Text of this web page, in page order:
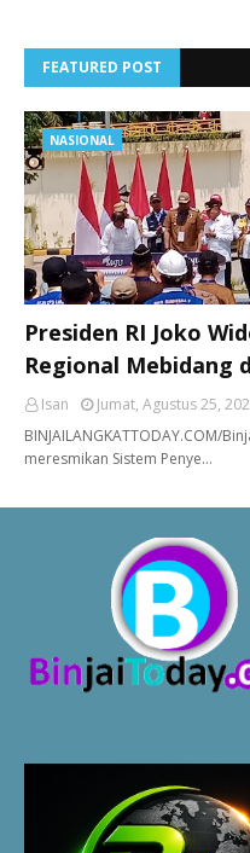
FEATURED POST
NASIONAL
Presiden RI Joko
Regional Mebidang
Isan
Jumat, Agustus 25,
BINJAILANGKATTODAY.COM/
meresmikan Sistem Penye…